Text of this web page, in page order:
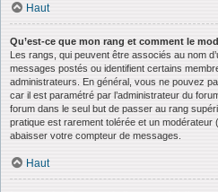
Haut
Qu’est-ce que mon rang et comment le
Les rangs, qui peuvent être associés au nom
messages postés ou identifient certains
administrateurs. En général, vous ne pouvez
car il est paramétré par l’administrateur du
forum dans le seul but de passer au rang
pratique est rarement tolérée et un modérateur
abaisser votre compteur de messages.
Haut